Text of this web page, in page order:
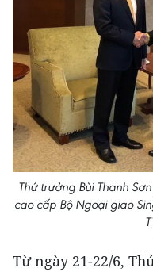
Thứ trưởng Bùi Thanh
cao cấp Bộ Ngoại giao
Từ ngày 21-22/6,